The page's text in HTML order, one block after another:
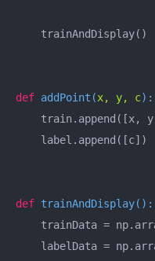
    trainAndDisplay()
def addPoint (x, y, c):
train.append([x,
    label.append([c])
def trainAndDisplay():
trainData =
labelData =